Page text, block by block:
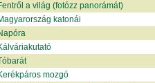
a világ (fotózz panorámát)
katonái
mozgó